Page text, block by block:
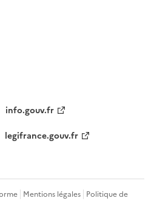
info.gouv.fr
legifrance.gouv.fr
Mentions légales Politique de